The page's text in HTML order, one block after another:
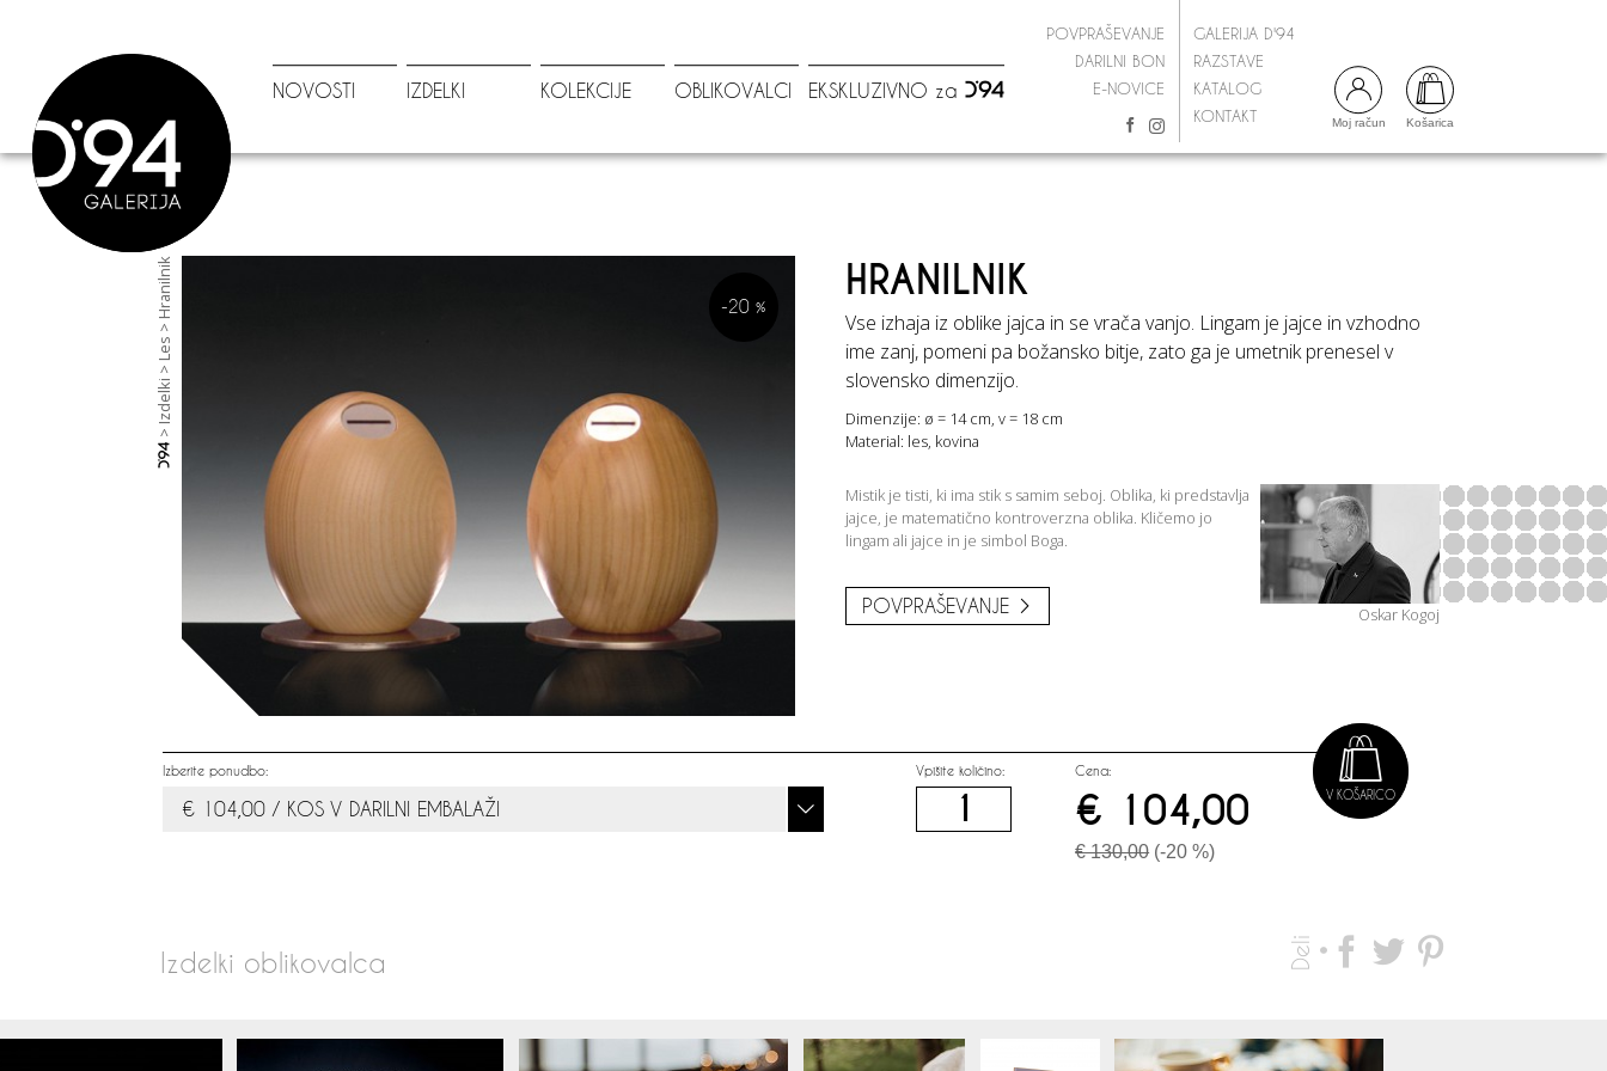
NOVOSTI IZDELKI KOLEKCIJE OBLIKOVALCI EKSKLUZIVNO za
POVPRAŠEVANJE
DARILNI BON
E-NOVICE
GALERIJA D'94
RAZSTAVE
KATALOG
KONTAKT
Moj račun Košarica
Izdelki
Les
Hranilnik -20 %
HRANILNIK
Vse izhaja iz oblike jajca in se vrača vanjo. Lingam je jajce in vzhodno
ime zanj, pomeni pa božansko bitje, zato ga je umetnik prenesel v
slovensko dimenzijo.
Dimenzije: ø = 14 cm, v = 18 cm
Material: les, kovina
Oskar Kogoj
Mistik je tisti, ki ima stik s samim seboj. Oblika, ki predstavlja
jajce, je matematično kontroverzna oblika. Kličemo jo
lingam ali jajce in je simbol Boga.
POVPRAŠEVANJE
Izberite ponudbo:
€ 104,00 / KOS V DARILNI EMBALAŽI
Vpišite količino: Cena:
€ 104,00
€ 130,00(-20 %)
V KOŠARICO
Deli
Izdelki oblikovalca